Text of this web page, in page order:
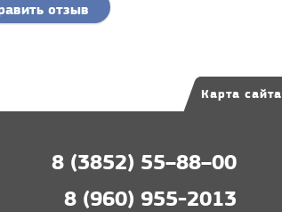
отзыв
Карта сайта
8 (3852) 55–88–00
8 (960) 955-2013